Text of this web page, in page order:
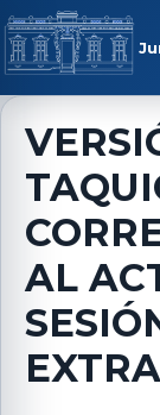
Saltar al
menú
AL